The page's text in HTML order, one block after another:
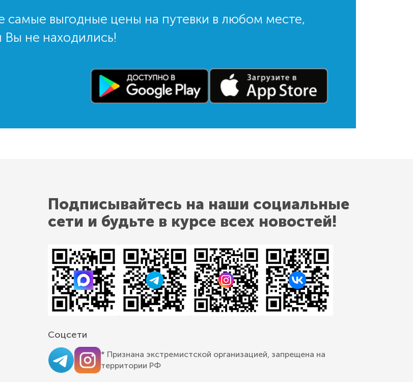
самые выгодные цены на путевки в любом месте,
Вы не находились!
Подписывайтесь на наши социальные
сети и будьте в курсе всех новостей!
Соцсети
* Признана экстремистской организацией, запрещена на
территории РФ